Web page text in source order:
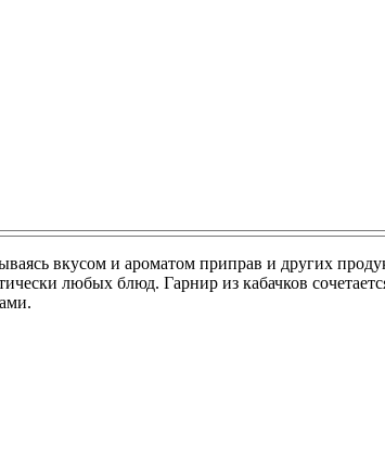
вкусом и ароматом приправ и других
любых блюд. Гарнир из кабачков